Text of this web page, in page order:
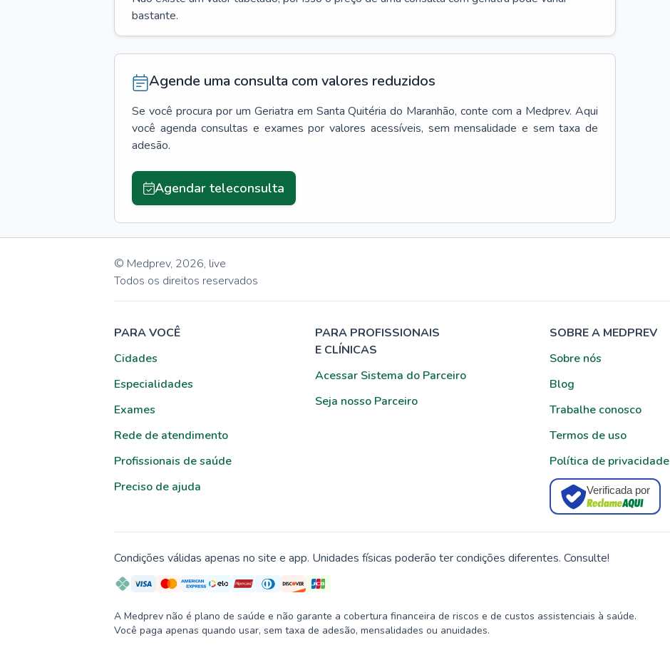
bastante.
Agende uma consulta com valores reduzidos
Se você procura por um Geriatra em Santa Quitéria do Maranhão, conte com a Medprev. Aqui
você agenda consultas e exames por valores acessíveis, sem mensalidade e sem taxa de
adesão.
Agendar teleconsulta
© Medprev, 2026, live
Todos os direitos reservados
PARA VOCÊ
Cidades
Especialidades
Exames
Rede de atendimento
Profissionais de saúde
Preciso de ajuda
PARA PROFISSIONAIS
E CLÍNICAS
Acessar Sistema do Parceiro
Seja nosso Parceiro
SOBRE A MEDPREV
Sobre nós
Blog
Trabalhe conosco
Termos de uso
Política de privacidade
Verificada por
Condições válidas apenas no site e app. Unidades físicas poderão ter condições diferentes. Consulte!
A Medprev não é plano de saúde e não garante a cobertura financeira de riscos e de custos assistenciais à saúde.
Você paga apenas quando usar, sem taxa de adesão, mensalidades ou anuidades.